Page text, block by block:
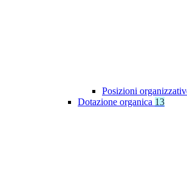
Posizioni
Dotazione organica 13